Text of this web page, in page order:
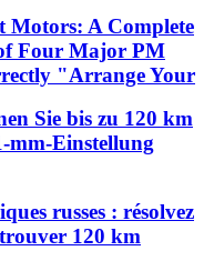
Motors: A Complete
Four Major PM
"Arrange Your
Sie bis zu 120 km
mm-Einstellung
russes : résolvez
120 km